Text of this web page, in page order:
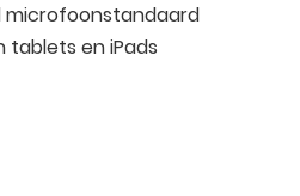
en iPads